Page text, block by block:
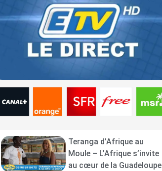
Teranga d’Afrique au
Moule – L’Afrique s’invite
au cœur de la Guadeloupe